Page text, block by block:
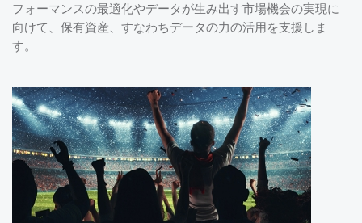
フォーマンスの最適化やデータが生み出す市場機会の実現に
向けて、保有資産、すなわちデータの力の活用を支援しま
す。